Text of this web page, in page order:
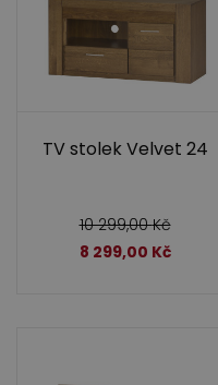
TV stolek Velvet 24
10 299,00Kč
8 299,00 Kč